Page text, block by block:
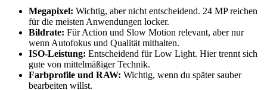
Megapixel: Wichtig, aber nicht entscheidend. 24 MP reichen
für die meisten Anwendungen locker.
Bildrate: Für Action und Slow Motion relevant, aber nur
wenn Autofokus und Qualität mithalten.
ISO-Leistung: Entscheidend für Low Light. Hier trennt sich
gute von mittelmäßiger Technik.
Farbprofile und RAW: Wichtig, wenn du später sauber
bearbeiten willst.